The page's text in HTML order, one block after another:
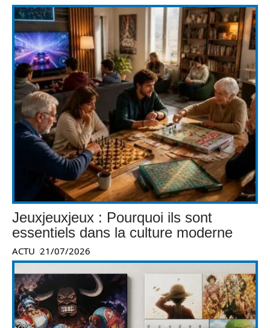
Jeuxjeuxjeux : Pourquoi ils sont
essentiels dans la culture moderne
ACTU 21/07/2026